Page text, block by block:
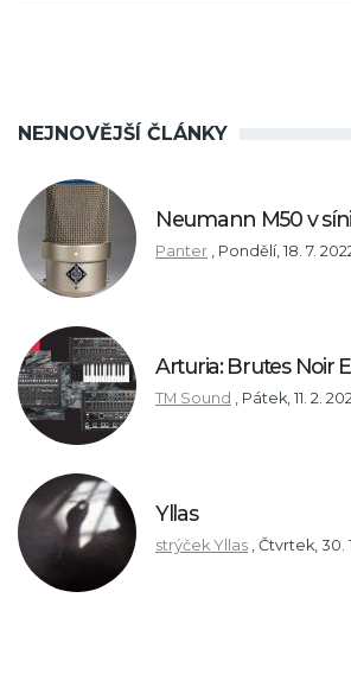
NEJNOVĚJŠÍ ČLÁNKY
Neumann M50 v
Panter , Pondělí, 18. 7.
Arturia: Brutes Noir
TM Sound , Pátek, 11. 2.
Yllas
strýček Yllas , Čtvrtek, 30.